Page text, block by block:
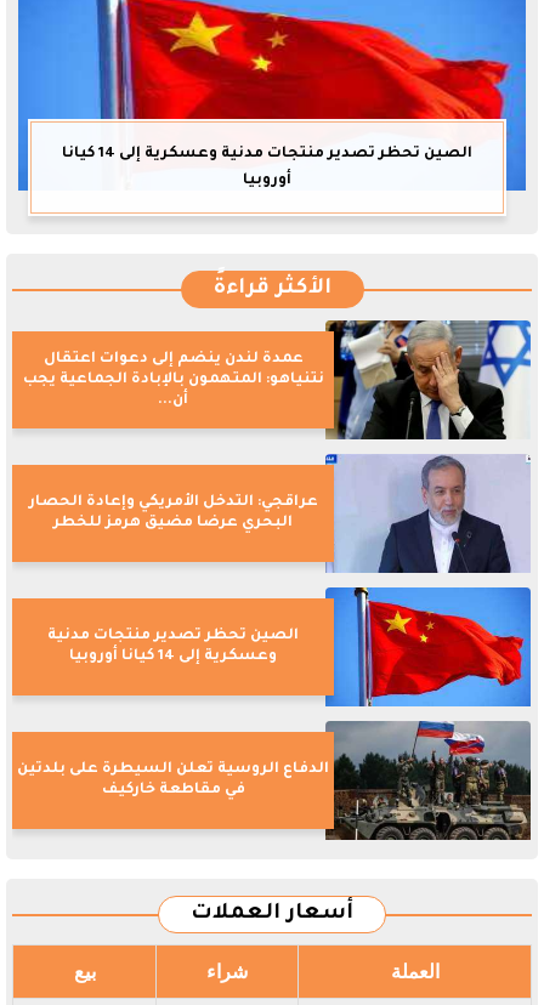
الصين تحظر تصدير منتجات مدنية وعسكرية إلى 14 كيانا
أوروبيا
الأكثر قراءةً
عمدة لندن ينضم إلى دعوات اعتقال
نتنياهو: المتهمون بالإبادة الجماعية يجب
أن...
عراقجي: التدخل الأمريكي وإعادة الحصار
البحري عرضا مضيق هرمز للخطر
الصين تحظر تصدير منتجات مدنية
وعسكرية إلى 14 كيانا أوروبيا
الدفاع الروسية تعلن السيطرة على بلدتين
في مقاطعة خاركيف
أسعار العملات
العملة شراء بيع